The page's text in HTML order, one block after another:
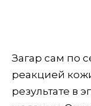
Загар сам по
реакцией
результате в